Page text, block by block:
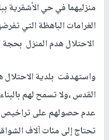
منزليهما في حي الأشقرية
الغرامات الباهظة التي
الاحتلال هدم المنزل
واستهدفت بلدية
القدس ،ولا تسمح لهم
عدم حصولهم على تراخيص
تحتاج إلى مئات آلاف